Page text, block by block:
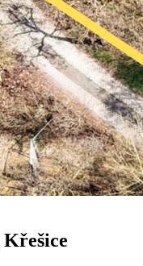
Křešice